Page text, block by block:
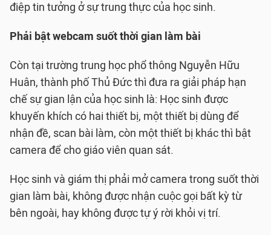
điệp tin tưởng ở sự trung thực của học sinh.
Phải bật webcam suốt thời gian làm bài
Còn tại trường trung học phổ thông Nguyễn Hữu
Huân, thành phố Thủ Đức thì đưa ra giải pháp hạn
chế sự gian lận của học sinh là: Học sinh được
khuyến khích có hai thiết bị, một thiết bị dùng để
nhận đề, scan bài làm, còn một thiết bị khác thì bật
camera để cho giáo viên quan sát.
Học sinh và giám thị phải mở camera trong suốt thời
gian làm bài, không được nhận cuộc gọi bất kỳ từ
bên ngoài, hay không được tự ý rời khỏi vị trí.